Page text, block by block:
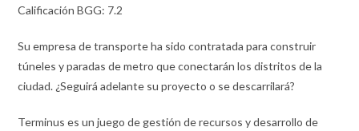
Calificación BGG: 7.2
Su empresa de transporte ha sido contratada para construir
túneles y paradas de metro que conectarán los distritos de la
ciudad. ¿Seguirá adelante su proyecto o se descarrilará?
Terminus es un juego de gestión de recursos y desarrollo de